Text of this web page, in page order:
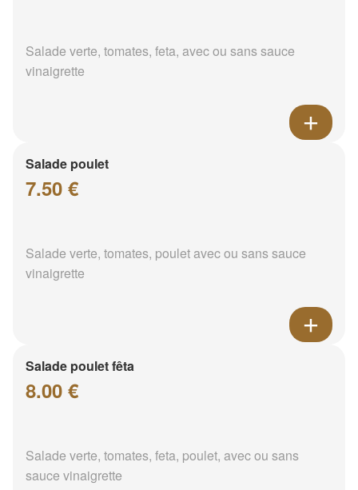
Salade verte, tomates, feta, avec ou sans sauce
vinaigrette
Salade poulet
7.50 €
Salade verte, tomates, poulet avec ou sans sauce
vinaigrette
Salade poulet fêta
8.00 €
Salade verte, tomates, feta, poulet, avec ou sans
sauce vinaigrette